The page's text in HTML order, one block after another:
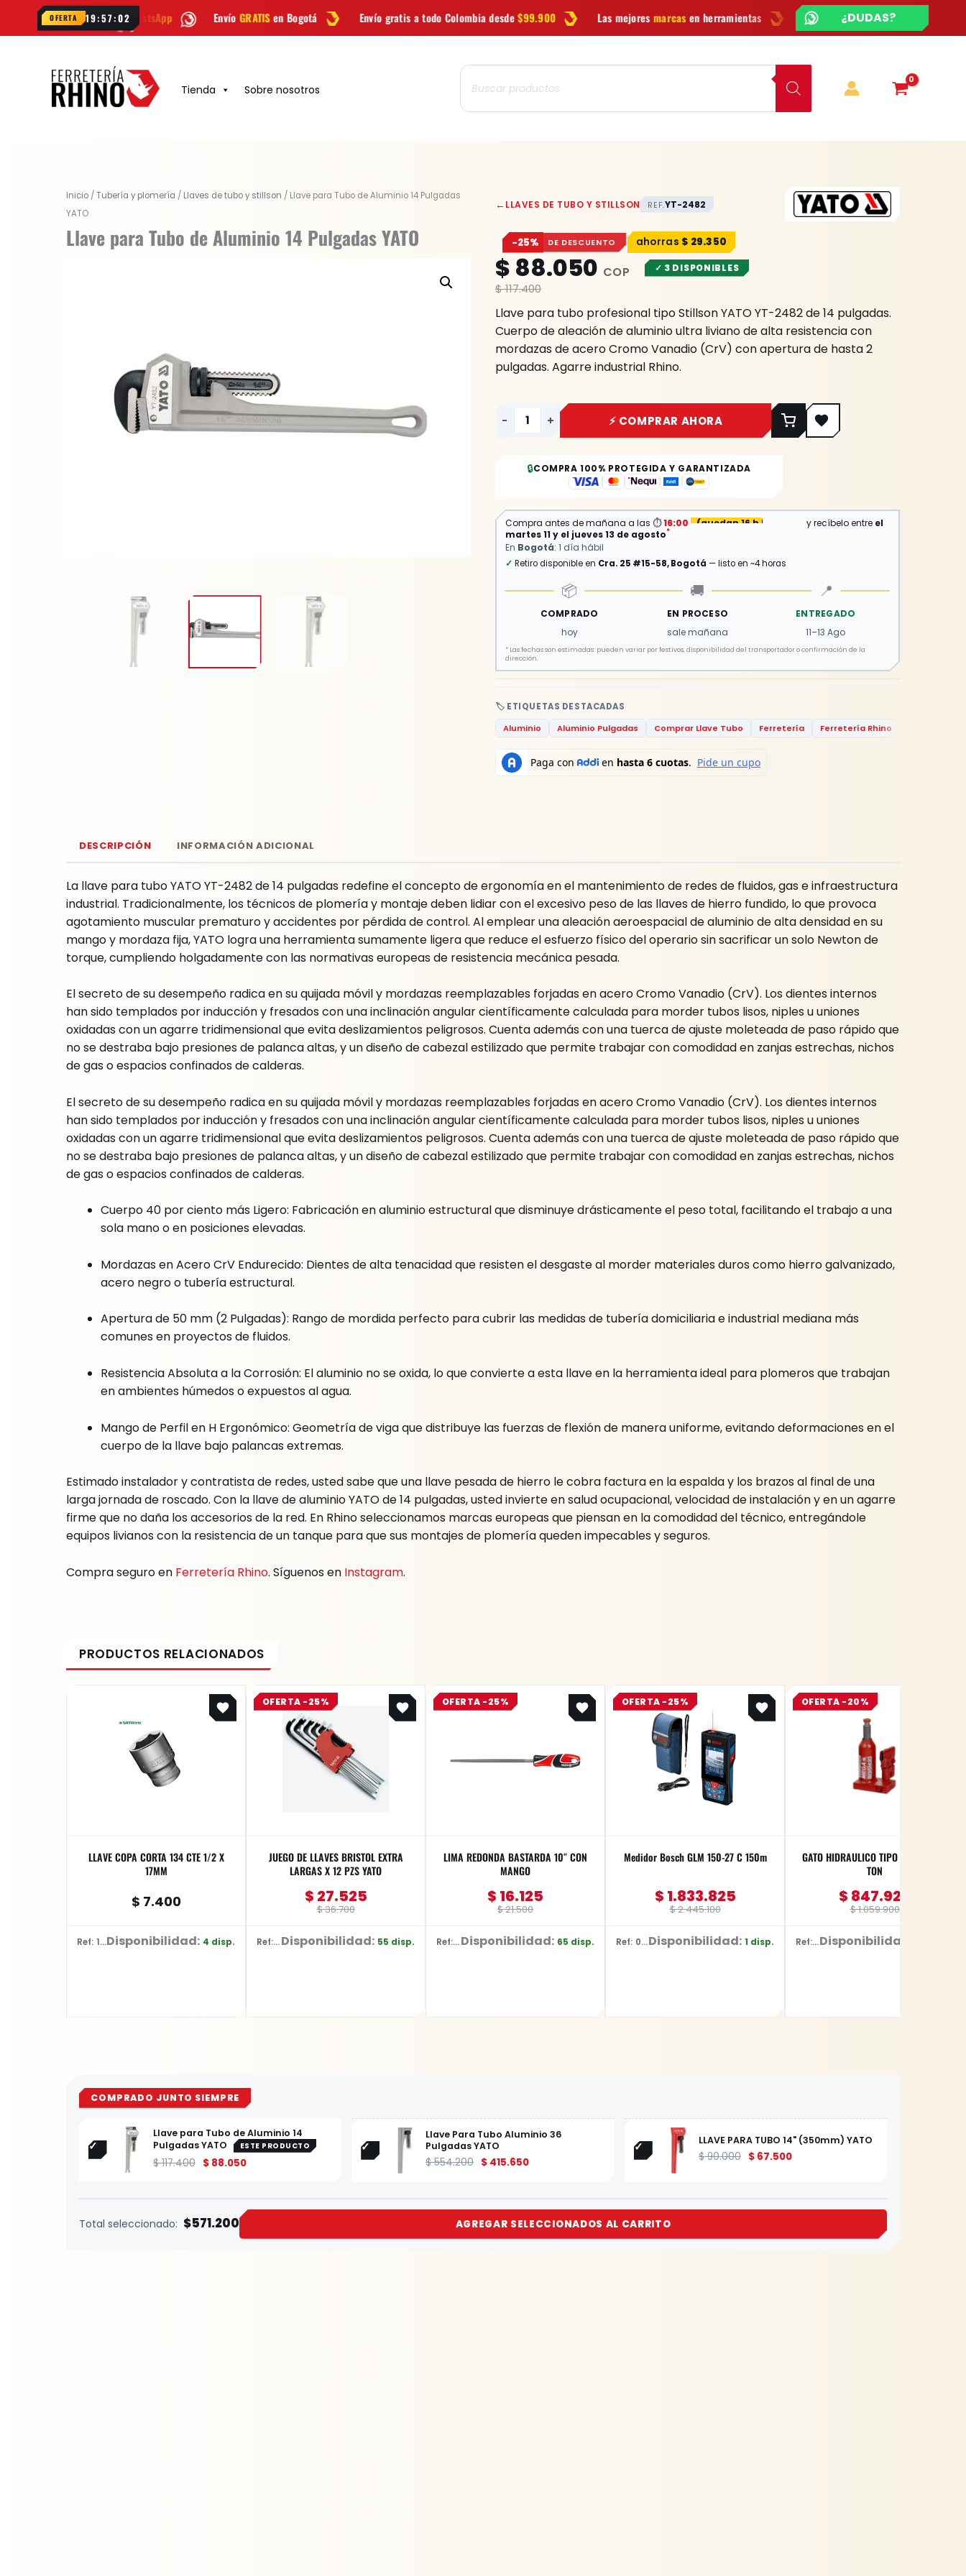
OFERTA 19:57:01
WhatsApp Envío GRATISen Bogotá Envío gratis a todo Colombia desde$99.900 Las mejoresmarcas en herramientas Ofertasy novedades cada semana ¿Dudas?
¿CHATEAMOS?
¿DUDAS?
Tienda Sobre nosotros
Búsqueda
de
productos
Inicio /Tubería y plomería / Llaves de tubo y stillson / Llave para Tubo de Aluminio 14 Pulgadas
YATO
Llave para Tubo de Aluminio 14 Pulgadas YATO
←LLAVES DE TUBO Y STILLSON REF.YT-2482
−25% DE DESCUENTO $ 29.350
$117.400
Original
price
was:
$ 117.400.
$ 88.050
Current
price
is:
$ 88.050.
✓ 3 DISPONIBLES
Llave para tubo profesional tipo Stillson YATO YT-2482 de 14 pulgadas.
Cuerpo de aleación de aluminio ultra liviano de alta resistencia con
mordazas de acero Cromo Vanadio (CrV) con apertura de hasta 2
pulgadas. Agarre industrial Rhino.
para
Tubo
de
Aluminio
14
YATO
cantidad
- + ⚡ COMPRAR AHORA
🏷️ ETIQUETAS DESTACADAS
Aluminio
Aluminio Pulgadas Comprar Llave Tubo Ferretería Ferretería Rhino
🔒COMPRA 100% PROTEGIDA Y GARANTIZADA
Compra antes de mañana a las ⏱16:00 (quedan 16 h 57 min y recíbelo entre el
martes 11 y el jueves 13 de agosto*
En Bogotá: 1 día hábil
✓ Retiro disponible en Cra. 25 #15-58, Bogotá — listo en ~4 horas
📦
COMPRADO
hoy
🚚
EN PROCESO
sale mañana
📍
ENTREGADO
11–13 Ago
* Las fechas son estimadas: pueden variar por festivos, disponibilidad del transportador o confirmación de la
dirección.
DESCRIPCIÓN INFORMACIÓN ADICIONAL
La llave para tubo YATO YT-2482 de 14 pulgadas redefine el concepto de ergonomía en el mantenimiento de redes de fluidos, gas e infraestructura
industrial. Tradicionalmente, los técnicos de plomería y montaje deben lidiar con el excesivo peso de las llaves de hierro fundido, lo que provoca
agotamiento muscular prematuro y accidentes por pérdida de control. Al emplear una aleación aeroespacial de aluminio de alta densidad en su
mango y mordaza fija, YATO logra una herramienta sumamente ligera que reduce el esfuerzo físico del operario sin sacrificar un solo Newton de
torque, cumpliendo holgadamente con las normativas europeas de resistencia mecánica pesada.
El secreto de su desempeño radica en su quijada móvil y mordazas reemplazables forjadas en acero Cromo Vanadio (CrV). Los dientes internos
han sido templados por inducción y fresados con una inclinación angular científicamente calculada para morder tubos lisos, niples u uniones
oxidadas con un agarre tridimensional que evita deslizamientos peligrosos. Cuenta además con una tuerca de ajuste moleteada de paso rápido que
no se destraba bajo presiones de palanca altas, y un diseño de cabezal estilizado que permite trabajar con comodidad en zanjas estrechas, nichos
de gas o espacios confinados de calderas.
El secreto de su desempeño radica en su quijada móvil y mordazas reemplazables forjadas en acero Cromo Vanadio (CrV). Los dientes internos
han sido templados por inducción y fresados con una inclinación angular científicamente calculada para morder tubos lisos, niples u uniones
oxidadas con un agarre tridimensional que evita deslizamientos peligrosos. Cuenta además con una tuerca de ajuste moleteada de paso rápido que
no se destraba bajo presiones de palanca altas, y un diseño de cabezal estilizado que permite trabajar con comodidad en zanjas estrechas, nichos
de gas o espacios confinados de calderas.
Cuerpo 40 por ciento más Ligero: Fabricación en aluminio estructural que disminuye drásticamente el peso total, facilitando el trabajo a una
sola mano o en posiciones elevadas.
Mordazas en Acero CrV Endurecido: Dientes de alta tenacidad que resisten el desgaste al morder materiales duros como hierro galvanizado,
acero negro o tubería estructural.
Apertura de 50 mm (2 Pulgadas): Rango de mordida perfecto para cubrir las medidas de tubería domiciliaria e industrial mediana más
comunes en proyectos de fluidos.
Resistencia Absoluta a la Corrosión: El aluminio no se oxida, lo que convierte a esta llave en la herramienta ideal para plomeros que trabajan
en ambientes húmedos o expuestos al agua.
Mango de Perfil en H Ergonómico: Geometría de viga que distribuye las fuerzas de flexión de manera uniforme, evitando deformaciones en el
cuerpo de la llave bajo palancas extremas.
Estimado instalador y contratista de redes, usted sabe que una llave pesada de hierro le cobra factura en la espalda y los brazos al final de una
larga jornada de roscado. Con la llave de aluminio YATO de 14 pulgadas, usted invierte en salud ocupacional, velocidad de instalación y en un agarre
firme que no daña los accesorios de la red. En Rhino seleccionamos marcas europeas que piensan en la comodidad del técnico, entregándole
equipos livianos con la resistencia de un tanque para que sus montajes de plomería queden impecables y seguros.
Compra seguro en Ferretería Rhino. Síguenos en Instagram.
LLAVE COPA CORTA 134 CTE 1/2 X
17MM
$ 7.400
Ref: 13308Disponibilidad: 4 disp.
OFERTA -25%
JUEGO DE LLAVES BRISTOL EXTRA
LARGAS X 12 PZS YATO
$36.700
Original
price
$ 36.700.
$ 27.525
Current
price
$ 27.525.
Ref: YT-5836Disponibilidad: 55 disp.
OFERTA -25%
LIMA REDONDA BASTARDA 10″ CON
MANGO
$21.500
Original
price
$ 16.125
Current
price
Ref: YT-6227Disponibilidad: 65 disp.
OFERTA -25%
Medidor Bosch GLM 150-27 C 150m
$2.445.100
Original
price
$ 2.445.100.
$ 1.833.825
Current
price
$ 1.833.825.
Ref: 0601.072.Z00-000Disponibilidad: 1 disp.
OFERTA -20%
GATO HIDRAULICO TIPO BOTELLA 10
TON
$1.059.900
Original
price
$ 847.920
Current
price
Ref: BR10Disponibilidad:
COMPRADO JUNTO SIEMPRE
Llave para Tubo de Aluminio 14
Pulgadas YATO
ESTE PRODUCTO
$117.400 $88.050
Llave Para Tubo Aluminio 36
Pulgadas YATO
$554.200 $ 415.650
LLAVE PARA TUBO 14" (350mm) YATO
$90.000 $67.500
Total seleccionado: $571.200 AGREGAR SELECCIONADOS AL CARRITO